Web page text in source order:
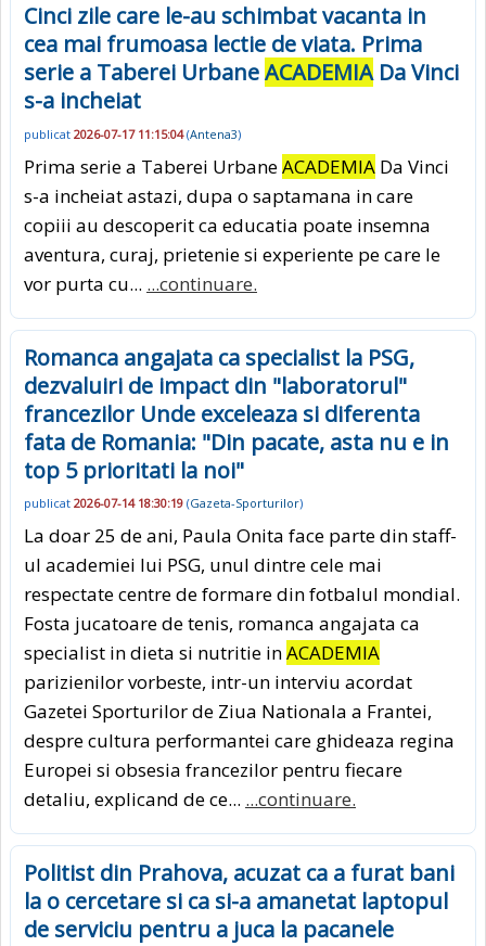
Cinci zile care le-au schimbat vacanta in
cea mai frumoasa lectie de viata. Prima
serie a Taberei UrbaneACADEMIADa Vinci
s-a incheiat
publicat 2026-07-17 11:15:04(Antena3)
Prima serie a Taberei UrbaneACADEMIA Da Vinci
s-a incheiat astazi, dupa o saptamana in care
copiii au descoperit ca educatia poate insemna
aventura, curaj, prietenie si experiente pe care le
vor purta cu... ...continuare.
Romanca angajata ca specialist la PSG,
dezvaluiri de impact din "laboratorul"
francezilor Unde exceleaza si diferenta
fata de Romania: "Din pacate, asta nu e in
top 5 prioritati la noi"
publicat 2026-07-14 18:30:19 (Gazeta-Sporturilor)
La doar 25 de ani, Paula Onita face parte din staff-
ul academiei lui PSG, unul dintre cele mai
respectate centre de formare din fotbalul mondial.
Fosta jucatoare de tenis, romanca angajata ca
specialist in dieta si nutritie inACADEMIA
parizienilor vorbeste, intr-un interviu acordat
Gazetei Sporturilor de Ziua Nationala a Frantei,
despre cultura performantei care ghideaza regina
Europei si obsesia francezilor pentru fiecare
detaliu, explicand de ce... ...continuare.
Politist din Prahova, acuzat ca a furat bani
la o cercetare si ca si-a amanetat laptopul
de serviciu pentru a juca la pacanele